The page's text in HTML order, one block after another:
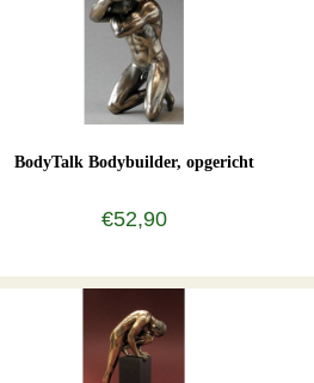
BodyTalk Bodybuilder, opgericht
€52,90